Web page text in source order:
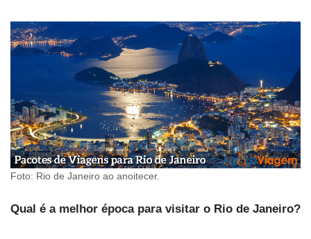
Foto: Rio de Janeiro ao anoitecer.
Qual é a melhor época para visitar o Rio de Janeiro?